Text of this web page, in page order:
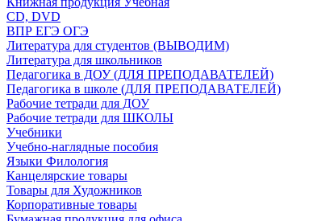
CD, DVD
ВПР ЕГЭ ОГЭ
Литература для студентов (ВЫВОДИМ)
Литература для школьников
Педагогика в ДОУ (ДЛЯ ПРЕПОДАВАТЕЛЕЙ)
Педагогика в школе (ДЛЯ ПРЕПОДАВАТЕЛЕЙ)
Рабочие тетради для ДОУ
Рабочие тетради для ШКОЛЫ
Учебники
Учебно-наглядные пособия
Языки Филология
Канцелярские товары
Товары для Художников
Корпоративные товары